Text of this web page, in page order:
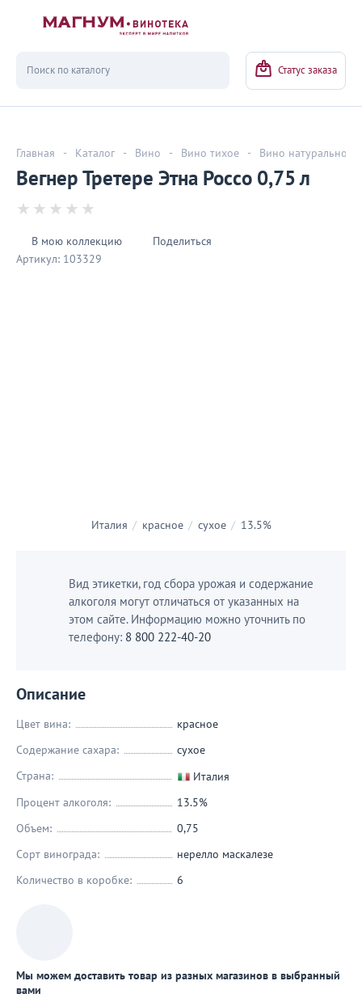
Статус заказа
Главная - Каталог - Вино - Вино тихое - Вино натуральное
Вегнер Третере Этна Россо 0,75 л
В мою коллекцию
Поделиться
Артикул: 103329
Италия / красное / сухое / 13.5%
Вид этикетки, год сбора урожая и содержание
алкоголя могут отличаться от указанных на
этом сайте. Информацию можно уточнить по
телефону: 8 800 222-40-20
Описание
Цвет вина:
красное
Содержание сахара:
сухое
Страна:
Италия
Процент алкоголя:
13.5%
Объем:
0,75
Сорт винограда:
нерелло маскалезе
Количество в коробке:
6
Мы можем доставить товар из разных магазинов в выбранный
вами